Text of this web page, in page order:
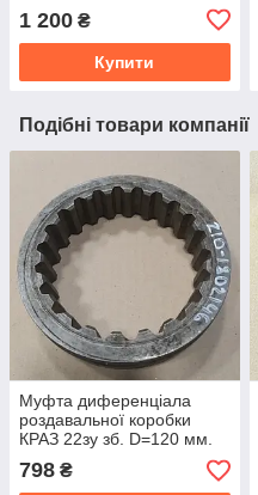
1 200 ₴
Купити
Подібні товари компанії
Муфта диференціала
роздавальної коробки
КРАЗ 22зу зб. D=120 мм.
798 ₴